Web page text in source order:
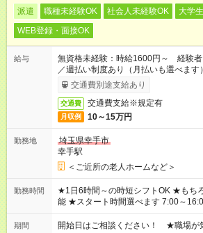
派遣 職種未経験OK 社会人未経験OK 大学
WEB登録・面接OK
給与
無資格未経験：時給1600円～ 経験
／週払い制度あり（月払いも選べま
了次第のお支払いとなります。
交通費別途支給あり
交通費 交通費支給※規定有
月収例 10～15万円
勤務地
埼玉県幸手市
幸手駅
＜ご近所の老人ホームなど＞
勤務時間
★1日6時間～の時短シフトOK ★もちろんフルタイムシフトも可
能 ★スタート時間選べます 7:00～
20:00 など 残業なし！ ※Wワークの場合、他のお仕事と合わせ
週40時間超の就業はご案内できませ
期間
開始日はご相談ください！ ★職場が